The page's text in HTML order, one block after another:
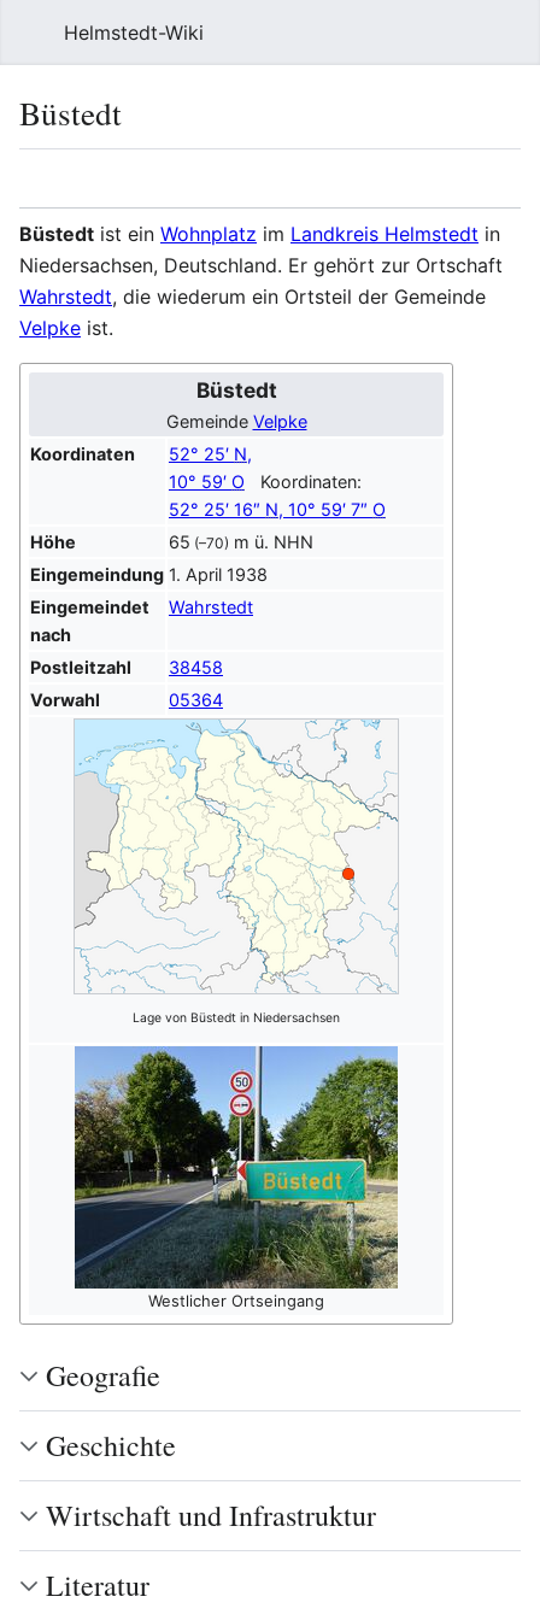
Helmstedt-Wiki
Büstedt
Büstedt ist ein Wohnplatz im Landkreis Helmstedt in
Niedersachsen, Deutschland. Er gehört zur Ortschaft
Wahrstedt, die wiederum ein Ortsteil der Gemeinde
Velpke ist.
Büstedt
Gemeinde Velpke
Koordinaten
52° 25′ N,
10° 59′ O
Koordinaten:
52° 25′ 16″ N, 10° 59′ 7″ O
Höhe
65 (–70) m ü. NHN
Eingemeindung 1. April 1938
Eingemeindet
nach
Wahrstedt
Postleitzahl
38458
Vorwahl
05364
Lage von Büstedt in Niedersachsen
Westlicher Ortseingang
Geografie
Geschichte
Wirtschaft und Infrastruktur
Literatur